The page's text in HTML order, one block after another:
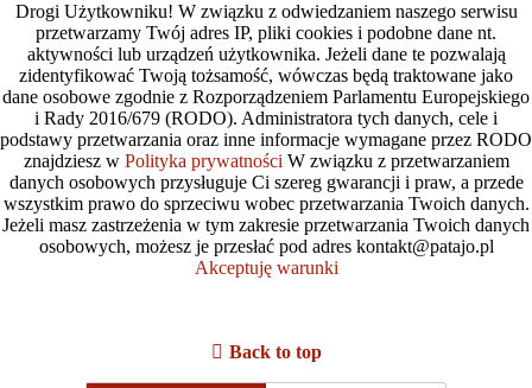
Drogi Użytkowniku! W związku z odwiedzaniem naszego serwisu
przetwarzamy Twój adres IP, pliki cookies i podobne dane nt.
aktywności lub urządzeń użytkownika. Jeżeli dane te pozwalają
zidentyfikować Twoją tożsamość, wówczas będą traktowane jako
dane osobowe zgodnie z Rozporządzeniem Parlamentu Europejskiego
i Rady 2016/679 (RODO). Administratora tych danych, cele i
podstawy przetwarzania oraz inne informacje wymagane przez RODO
znajdziesz w Polityka prywatności W związku z przetwarzaniem
danych osobowych przysługuje Ci szereg gwarancji i praw, a przede
wszystkim prawo do sprzeciwu wobec przetwarzania Twoich danych.
Jeżeli masz zastrzeżenia w tym zakresie przetwarzania Twoich danych
osobowych, możesz je przesłać pod adres kontakt@patajo.pl
Akceptuję warunki
Back to top